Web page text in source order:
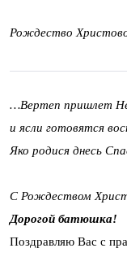
Рождество
…Вертеп пришлет
и ясли готовятся
Яко родися днесь
С Рождеством
Дорогой батюшка!
Поздравляю Вас с